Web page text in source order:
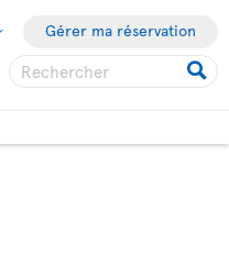
Gérer ma réservation